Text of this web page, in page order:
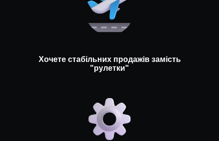
Хочете стабільних продажів замість
"рулетки"